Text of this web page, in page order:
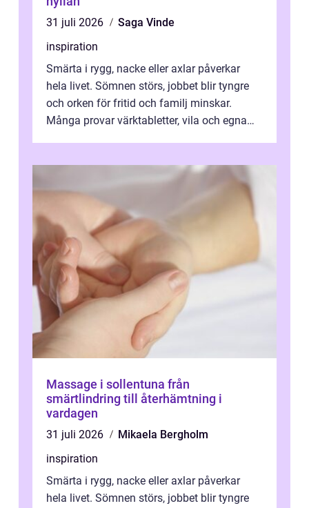
31 juli 2026
Saga Vinde
inspiration
Smärta i rygg, nacke eller axlar påverkar
hela livet. Sömnen störs, jobbet blir tyngre
och orken för fritid och familj minskar.
Många provar värktabletter, vila och egna
Massage i sollentuna från
smärtlindring till återhämtning i
vardagen
31 juli 2026
Mikaela Bergholm
inspiration
Smärta i rygg, nacke eller axlar påverkar
hela livet. Sömnen störs, jobbet blir tyngre